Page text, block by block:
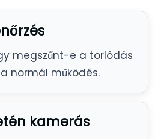
megszűnt-e a torlódás
normál működés.
kamerás